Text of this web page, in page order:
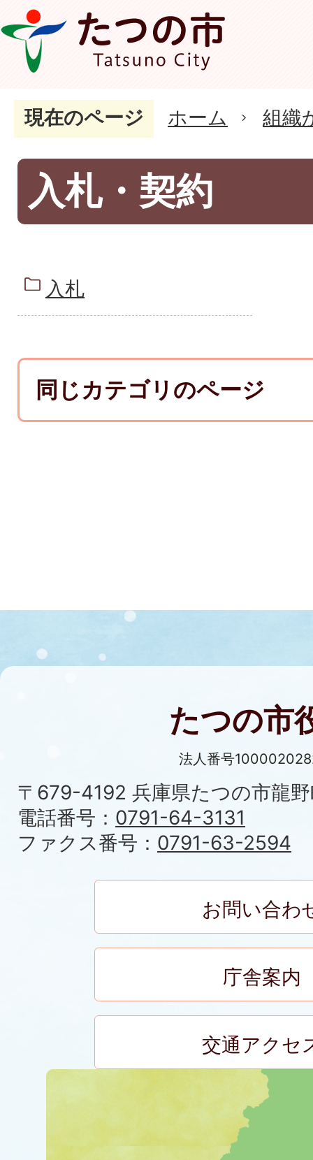
現在のページ ホーム 組織
入札・契約
入札
同じカテゴリのページ
たつの市
法人番号
〒679-4192 兵庫県たつの市龍
電話番号： 0791-64-3131
ファクス番号： 0791-63-2594
お問い合わ
庁舎案内
交通アクセ